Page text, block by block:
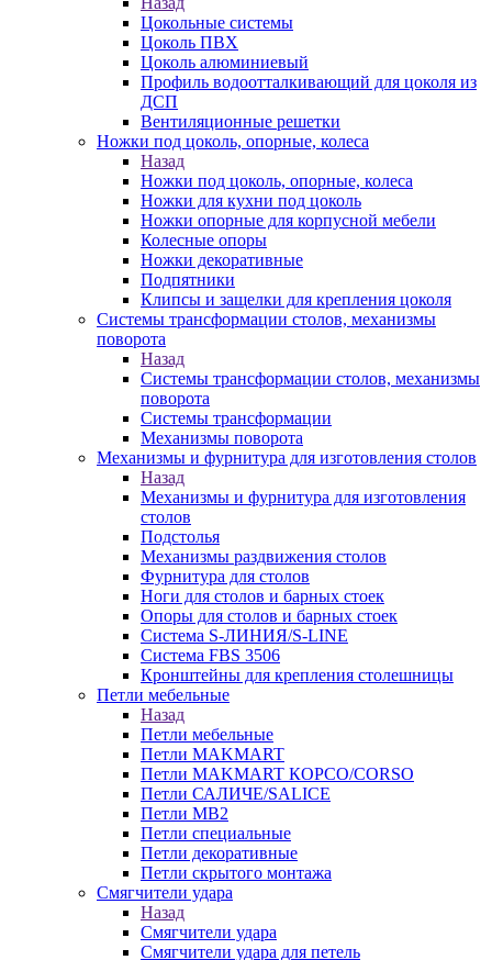
Цокольные системы
Цоколь ПВХ
Цоколь алюминиевый
Профиль водоотталкивающий для цоколя из
ДСП
Вентиляционные решетки
Ножки под цоколь, опорные, колеса
Назад
Ножки под цоколь, опорные, колеса
Ножки для кухни под цоколь
Ножки опорные для корпусной мебели
Колесные опоры
Ножки декоративные
Подпятники
Клипсы и защелки для крепления цоколя
Системы трансформации столов, механизмы
поворота
Назад
Системы трансформации столов, механизмы
поворота
Системы трансформации
Механизмы поворота
Механизмы и фурнитура для изготовления столов
Назад
Механизмы и фурнитура для изготовления
столов
Подстолья
Механизмы раздвижения столов
Фурнитура для столов
Ноги для столов и барных стоек
Опоры для столов и барных стоек
Система S-ЛИНИЯ/S-LINE
Система FBS 3506
Кронштейны для крепления столешницы
Петли мебельные
Назад
Петли мебельные
Петли MAKMART
Петли MAKMART КОРСО/CORSO
Петли САЛИЧЕ/SALICE
Петли MB2
Петли специальные
Петли декоративные
Петли скрытого монтажа
Смягчители удара
Назад
Смягчители удара
Смягчители удара для петель